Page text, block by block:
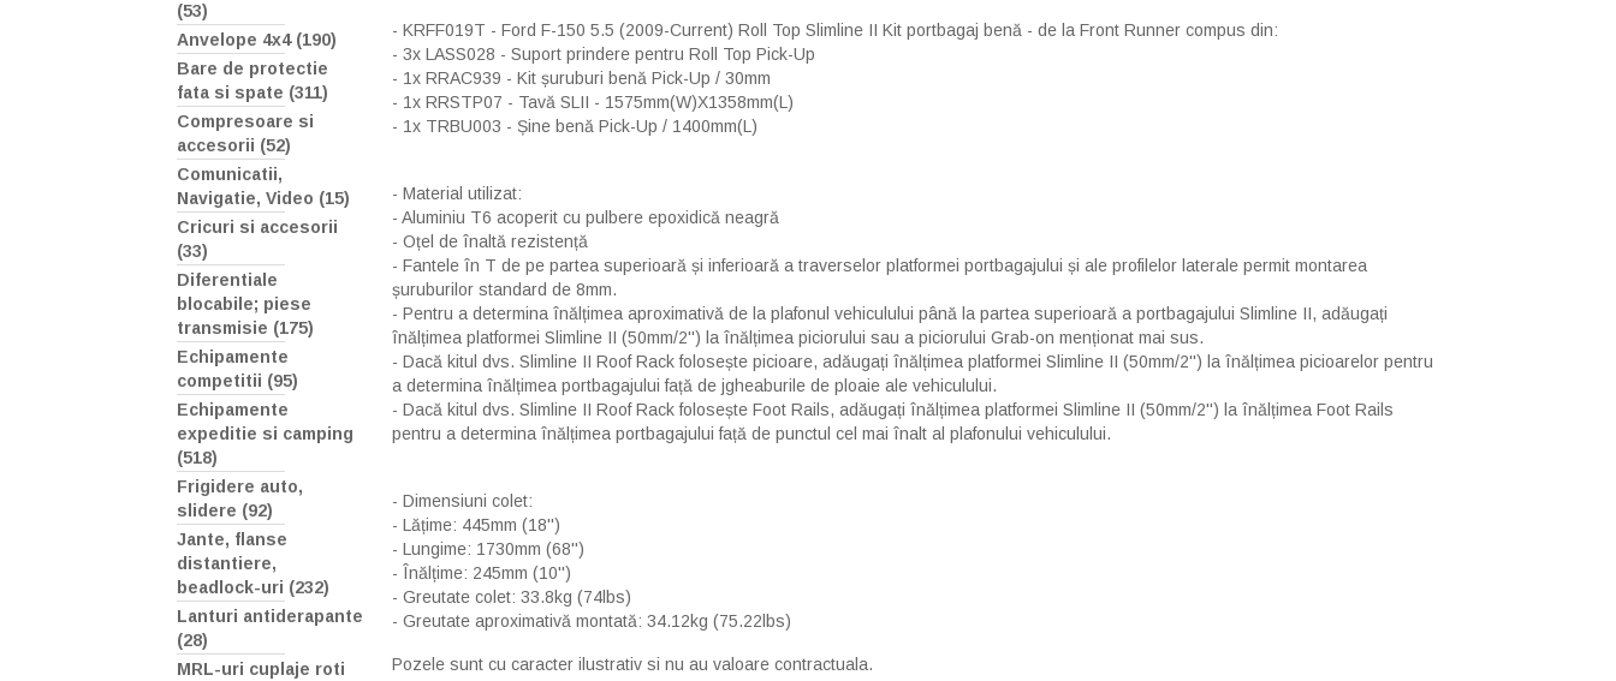
- KRFF019T - Ford F-150 5.5 (2009-Current) Roll Top Slimline II Kit portbagaj benă - de la Front Runner compus din:
- 3x LASS028 - Suport prindere pentru Roll Top Pick-Up
- 1x RRAC939 - Kit șuruburi benă Pick-Up / 30mm
- 1x RRSTP07 - Tavă SLII - 1575mm(W)X1358mm(L)
- 1x TRBU003 - Șine benă Pick-Up / 1400mm(L)
- Material utilizat:
- Aluminiu T6 acoperit cu pulbere epoxidică neagră
- Oțel de înaltă rezistență
- Fantele în T de pe partea superioară și inferioară a traverselor platformei portbagajului și ale profilelor laterale permit montarea
șuruburilor standard de 8mm.
- Pentru a determina înălțimea aproximativă de la plafonul vehiculului până la partea superioară a portbagajului Slimline II, adăugați
înălțimea platformei Slimline II (50mm/2'') la înălțimea piciorului sau a piciorului Grab-on menționat mai sus.
- Dacă kitul dvs. Slimline II Roof Rack folosește picioare, adăugați înălțimea platformei Slimline II (50mm/2'') la înălțimea picioarelor pentru
a determina înălțimea portbagajului față de jgheaburile de ploaie ale vehiculului.
- Dacă kitul dvs. Slimline II Roof Rack folosește Foot Rails, adăugați înălțimea platformei Slimline II (50mm/2'') la înălțimea Foot Rails
pentru a determina înălțimea portbagajului față de punctul cel mai înalt al plafonului vehiculului.
- Dimensiuni colet:
- Lățime: 445mm (18'')
- Lungime: 1730mm (68'')
- Înălțime: 245mm (10'')
- Greutate colet: 33.8kg (74lbs)
- Greutate aproximativă montată: 34.12kg (75.22lbs)
Pozele sunt cu caracter ilustrativ si nu au valoare contractuala.
(53)
Anvelope 4x4 (190)
Bare de protectie
fata si spate (311)
Compresoare si
accesorii (52)
Comunicatii,
Navigatie, Video (15)
Cricuri si accesorii
(33)
Diferentiale
blocabile; piese
transmisie (175)
Echipamente
competitii (95)
Echipamente
expeditie si camping
(518)
Frigidere auto,
slidere (92)
Jante, flanse
distantiere,
beadlock-uri (232)
Lanturi antiderapante
(28)
MRL-uri cuplaje roti